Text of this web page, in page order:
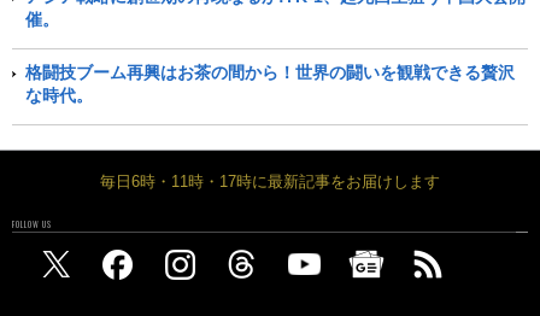
催。
格闘技ブーム再興はお茶の間から！世界の闘いを観戦できる贅沢
な時代。
毎日6時・11時・17時に最新記事をお届けします
FOLLOW US